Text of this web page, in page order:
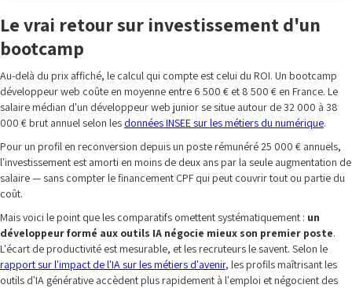
Le vrai retour sur investissement d'un
bootcamp
Au-delà du prix affiché, le calcul qui compte est celui du ROI. Un bootcamp
développeur web coûte en moyenne entre 6 500 € et 8 500 € en France. Le
salaire médian d'un développeur web junior se situe autour de 32 000 à 38
000 € brut annuel selon les données INSEE sur les métiers du numérique.
Pour un profil en reconversion depuis un poste rémunéré 25 000 € annuels,
l'investissement est amorti en moins de deux ans par la seule augmentation de
salaire — sans compter le financement CPF qui peut couvrir tout ou partie du
coût.
Mais voici le point que les comparatifs omettent systématiquement : un
développeur formé aux outils IA négocie mieux son premier poste.
L'écart de productivité est mesurable, et les recruteurs le savent. Selon le
rapport sur l'impact de l'IA sur les métiers d'avenir, les profils maîtrisant les
outils d'IA générative accèdent plus rapidement à l'emploi et négocient des